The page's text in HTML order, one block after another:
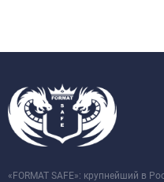
«FORMAT SAFE»: крупнейший в